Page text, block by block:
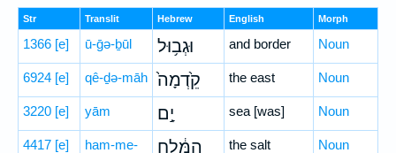
Str Translit Hebrew English Morph
1366 [e] ū-ḡə-ḇūl וּגְב֥וּל and border Noun
6924 [e] qê-ḏə-māh קֵ֙דְמָה֙ the east Noun
3220 [e] yām יָ֣ם sea [was] Noun
4417 [e]
ham-me-
הַמֶּ֔לַח the salt Noun